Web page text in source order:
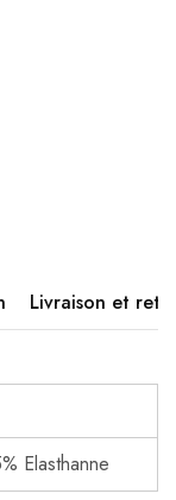
Livraison et
Elasthanne